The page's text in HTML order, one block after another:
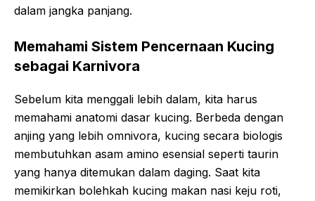
dalam jangka panjang.
Memahami Sistem Pencernaan Kucing
sebagai Karnivora
Sebelum kita menggali lebih dalam, kita harus
memahami anatomi dasar kucing. Berbeda dengan
anjing yang lebih omnivora, kucing secara biologis
membutuhkan asam amino esensial seperti taurin
yang hanya ditemukan dalam daging. Saat kita
memikirkan bolehkah kucing makan nasi keju roti,